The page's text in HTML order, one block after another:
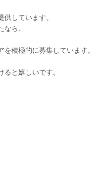
しています。
ら、
積極的に募集しています。
と嬉しいです。